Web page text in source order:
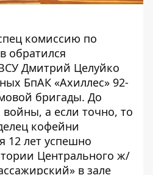
комиссию по
обратился
Дмитрий Целуйко
БпАК «Ахиллес» 92-
бригады. До
а если точно, то
кофейни
12 лет успешно
Центрального ж/
в зале